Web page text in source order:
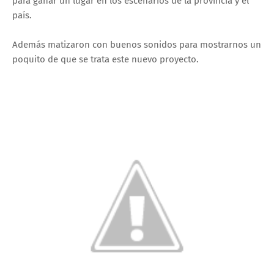
país.
Además matizaron con buenos sonidos para mostrarnos un
poquito de que se trata este nuevo proyecto.